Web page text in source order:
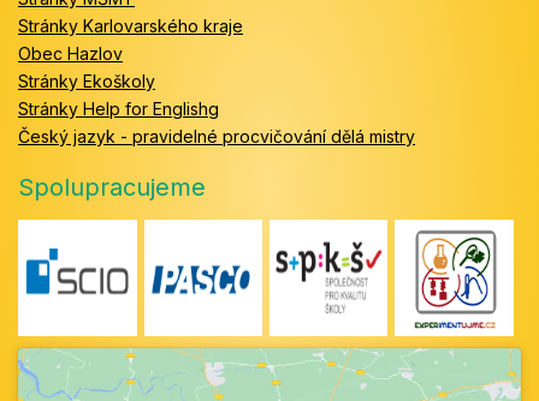
Stránky Karlovarského kraje
Obec Hazlov
Stránky Ekoškoly
Stránky Help for Englishg
Český jazyk - pravidelné procvičování dělá mistry
Spolupracujeme